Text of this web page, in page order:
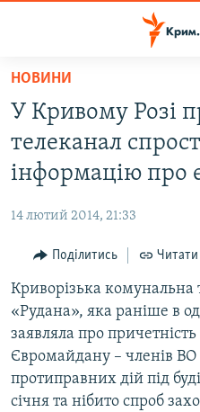
Перейти
основного
матеріалу
Перейти
до
основної
Перейти
пошуку
ВОДА.КРИМ
ВІДЕО ТА ФОТО
БЛОГИ
ПОГЛЯД
ІНТЕРВ'Ю
ВСЕ ЗА ДЕНЬ
СПЕЦПРОЕКТИ
ДЕПОРТАЦІЯ
ЯК ОБІЙТИ БЛОКУВАННЯ
НОВИНИ
У Кривому Розі
телеканал
інформацію про
14 лютий 2014, 21:33
Поділитись Читати
Криворізька комунальна
«Рудана», яка раніше в
заявляла про причетність
Євромайдану – членів ВО
протиправних дій під
січня та нібито спроб